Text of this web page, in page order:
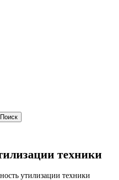
техники
утилизации техники